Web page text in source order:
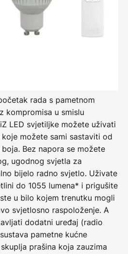
rada s pametnom
kompromisa u smislu
LED svjetiljke možete uživati
možete sami sastaviti od
Bez napora se možete
ugodnog svjetla za
bijelo radno svjetlo. Uživate
do 1055 lumena* i prigušite
u bilo kojem trenutku mogli
svjetlosno raspoloženje. A
dodatni uređaj (radio
pametne kućne
prašina koja zauzima